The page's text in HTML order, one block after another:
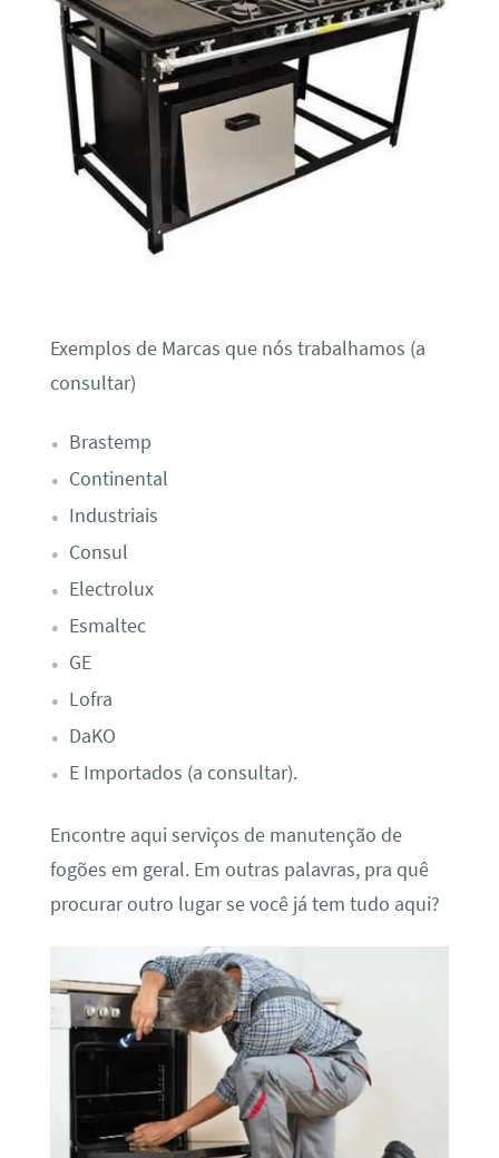
Exemplos de Marcas que nós trabalhamos (a
consultar)
Brastemp
Continental
Industriais
Consul
Electrolux
Esmaltec
GE
Lofra
DaKO
E Importados (a consultar).
Encontre aqui serviços de manutenção de
fogões em geral. Em outras palavras, pra quê
procurar outro lugar se você já tem tudo aqui?